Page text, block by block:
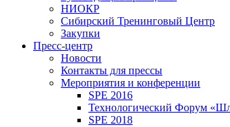
НИОКР
Сибирский Тренинговый Центр
Закупки
Пресс-центр
Новости
Контакты для прессы
Мероприятия и конференции
SPE 2016
Технологический Форум
SPE 2018